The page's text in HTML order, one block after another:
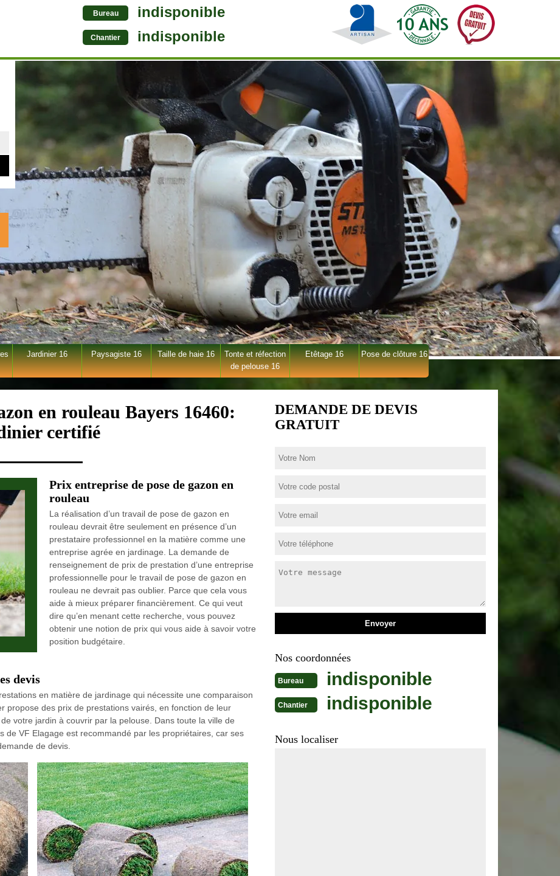
Bureau indisponible
Chantier indisponible
Jardinier 16 Paysagiste 16 Taille de haie 16
Tonte et réfection
de pelouse 16
Etêtage 16 Pose de clôture 16
en rouleau Bayers 16460:
certifié
Prix entreprise de pose de gazon en
rouleau
La réalisation d’un travail de pose de gazon en
rouleau devrait être seulement en présence d’un
prestataire professionnel en la matière comme une
entreprise agrée en jardinage. La demande de
renseignement de prix de prestation d’une entreprise
professionnelle pour le travail de pose de gazon en
rouleau ne devrait pas oublier. Parce que cela vous
aide à mieux préparer financièrement. Ce qui veut
dire qu’en menant cette recherche, vous pouvez
obtenir une notion de prix qui vous aide à savoir votre
position budgétaire.
devis
en matière de jardinage qui nécessite une comparaison
propose des prix de prestations vairés, en fonction de leur
votre jardin à couvrir par la pelouse. Dans toute la ville de
de VF Elagage est recommandé par les propriétaires, car ses
de devis.
DEMANDE DE DEVIS
GRATUIT
Nos coordonnées
Bureau indisponible
Chantier indisponible
Nous localiser